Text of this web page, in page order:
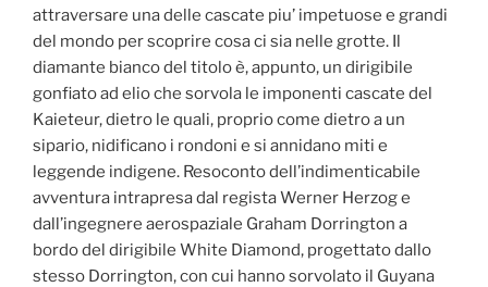
attraversare una delle cascate piu’ impetuose e grandi
del mondo per scoprire cosa ci sia nelle grotte. Il
diamante bianco del titolo è, appunto, un dirigibile
gonfiato ad elio che sorvola le imponenti cascate del
Kaieteur, dietro le quali, proprio come dietro a un
sipario, nidificano i rondoni e si annidano miti e
leggende indigene. Resoconto dell’indimenticabile
avventura intrapresa dal regista Werner Herzog e
dall’ingegnere aerospaziale Graham Dorrington a
bordo del dirigibile White Diamond, progettato dallo
stesso Dorrington, con cui hanno sorvolato il Guyana